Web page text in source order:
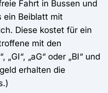
Fahrt in Bussen und
ein Beiblatt mit
Diese kostet für ein
mit den
„GI“, „aG“ oder „BI“ und
erhalten die